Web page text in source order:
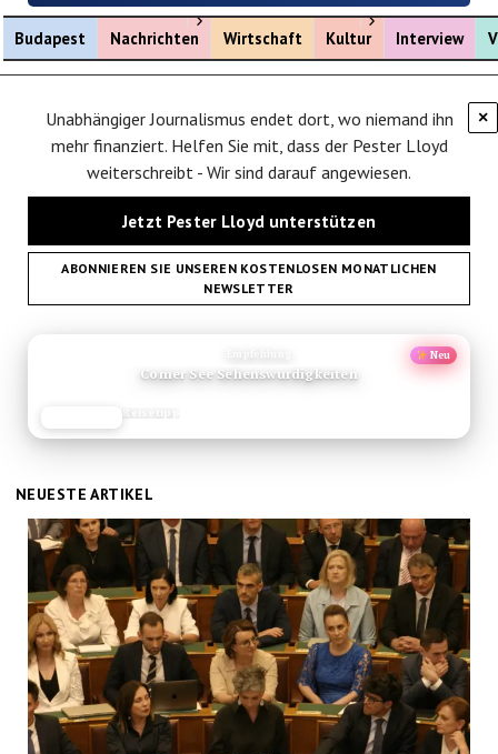
Budapest Nachrichten
Menü öffnen
Wirtschaft Kultur
Menü öffnen
Interview
×
Unabhängiger Journalismus endet dort, wo niemand ihn
mehr finanziert. Helfen Sie mit, dass der Pester Lloyd
weiterschreibt - Wir sind darauf angewiesen.
Jetzt Pester Lloyd unterstützen
ABONNIEREN SIE UNSEREN KOSTENLOSEN MONATLICHEN
NEWSLETTER
Neu
Comer See Sehenswurdigkeiten
Reisetipp
Pester
Lloyd
NEUESTE ARTIKEL